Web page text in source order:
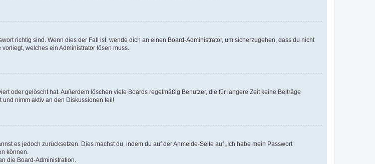
richtig sind. Wenn dies der Fall ist, wende dich an einen Board-Administrator, um sicherzugehen, dass du nicht
welches ein Administrator lösen muss.
oder gelöscht hat. Außerdem löschen viele Boards regelmäßig Benutzer, die für längere Zeit keine Beiträge
nimm aktiv an den Diskussionen teil!
es jedoch zurücksetzen. Dies machst du, indem du auf der Anmelde-Seite auf „Ich habe mein Passwort
können.
die Board-Administration.